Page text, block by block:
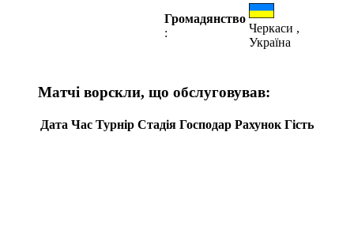
Громадянство
:
Черкаси ,
Україна
Матчі ворскли, що обслуговував:
Дата Час Турнір Стадія Господар Рахунок Гість